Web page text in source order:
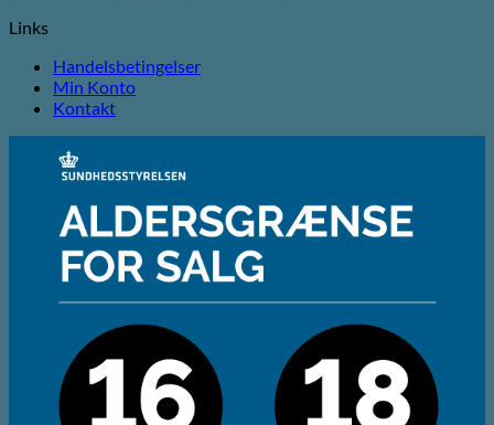
Links
Handelsbetingelser
Min Konto
Kontakt